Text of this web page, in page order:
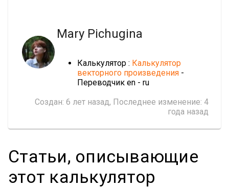
Mary Pichugina
Калькулятор : Калькулятор
векторного произведения -
Переводчик en - ru
Создан: 6 лет назад, Последнее изменение: 4
года назад
Статьи, описывающие
этот калькулятор